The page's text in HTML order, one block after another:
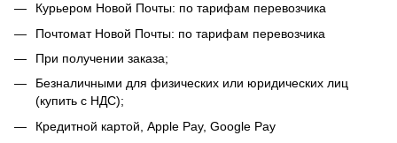
Курьером Новой Почты: по тарифам перевозчика
Почтомат Новой Почты: по тарифам перевозчика
При получении заказа;
Безналичными для физических или юридических лиц
(купить с НДС);
Кредитной картой, Apple Pay, Google Pay